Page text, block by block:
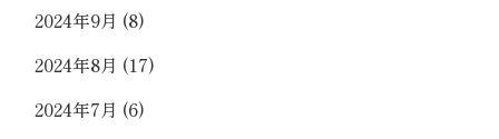
2024年9月 (8)
2024年8月 (17)
2024年7月 (6)